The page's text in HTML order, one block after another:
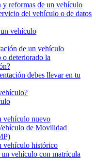
reformas de un vehículo
del vehículo o de datos
vehículo
de un vehículo
o deteriorado la
debes llevar en tu
vehículo nuevo
de Movilidad
vehículo histórico
vehículo con matrícula